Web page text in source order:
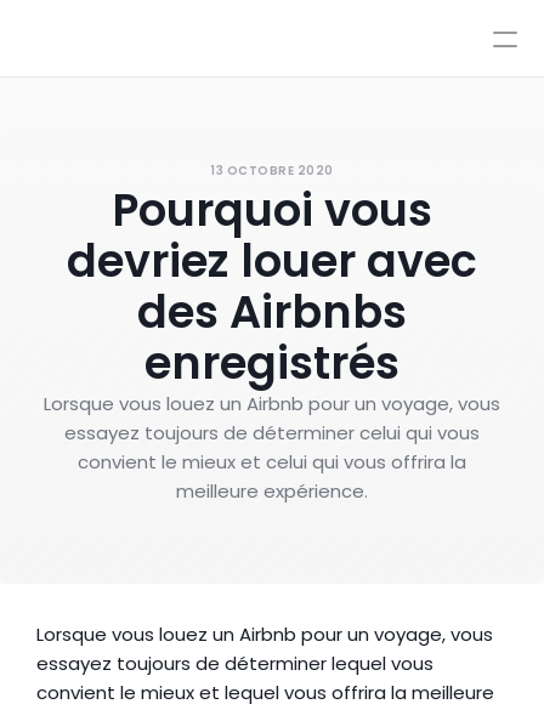
AutoPilot & CoPilot
Base de connaissances
Environnement de test
Transferts vers un conseiller
Nos politiques
Styles et contrôle avancé
Se connecter
Réserver une démo
13 OCTOBRE 2020
Pourquoi vous
devriez louer avec
des Airbnbs
enregistrés
Lorsque vous louez un Airbnb pour un voyage, vous
essayez toujours de déterminer celui qui vous
convient le mieux et celui qui vous offrira la
meilleure expérience.
Lorsque vous louez un Airbnb pour un voyage, vous
essayez toujours de déterminer lequel vous
convient le mieux et lequel vous offrira la meilleure